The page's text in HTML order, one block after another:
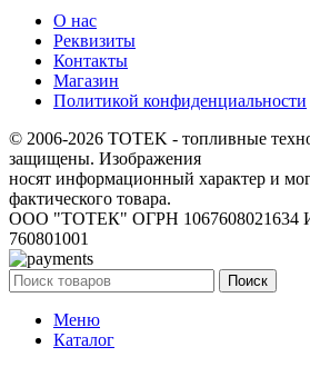
О нас
Реквизиты
Контакты
Магазин
Политикой конфиденциальности
© 2006-2026 TOTEK - топливные
защищены. Изображения
носят информационный характер и
фактического товара.
ООО "ТОТЕК" ОГРН 1067608021634
760801001
Поиск
Меню
Каталог